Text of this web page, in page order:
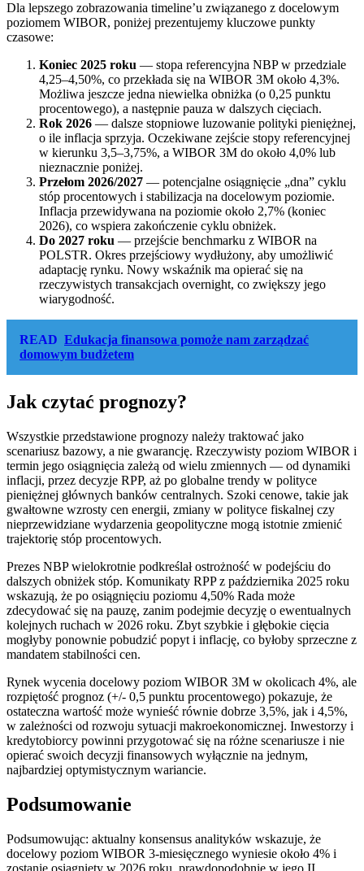
Dla lepszego zobrazowania timeline’u związanego z docelowym
poziomem WIBOR, poniżej prezentujemy kluczowe punkty
czasowe:
Koniec 2025 roku — stopa referencyjna NBP w przedziale
4,25–4,50%, co przekłada się na WIBOR 3M około 4,3%.
Możliwa jeszcze jedna niewielka obniżka (o 0,25 punktu
procentowego), a następnie pauza w dalszych cięciach.
Rok 2026 — dalsze stopniowe luzowanie polityki pieniężnej,
o ile inflacja sprzyja. Oczekiwane zejście stopy referencyjnej
w kierunku 3,5–3,75%, a WIBOR 3M do około 4,0% lub
nieznacznie poniżej.
Przełom 2026/2027 — potencjalne osiągnięcie „dna” cyklu
stóp procentowych i stabilizacja na docelowym poziomie.
Inflacja przewidywana na poziomie około 2,7% (koniec
2026), co wspiera zakończenie cyklu obniżek.
Do 2027 roku — przejście benchmarku z WIBOR na
POLSTR. Okres przejściowy wydłużony, aby umożliwić
adaptację rynku. Nowy wskaźnik ma opierać się na
rzeczywistych transakcjach overnight, co zwiększy jego
wiarygodność.
READ Edukacja finansowa pomoże nam zarządzać
domowym budżetem
Jak czytać prognozy?
Wszystkie przedstawione prognozy należy traktować jako
scenariusz bazowy, a nie gwarancję. Rzeczywisty poziom WIBOR i
termin jego osiągnięcia zależą od wielu zmiennych — od dynamiki
inflacji, przez decyzje RPP, aż po globalne trendy w polityce
pieniężnej głównych banków centralnych. Szoki cenowe, takie jak
gwałtowne wzrosty cen energii, zmiany w polityce fiskalnej czy
nieprzewidziane wydarzenia geopolityczne mogą istotnie zmienić
trajektorię stóp procentowych.
Prezes NBP wielokrotnie podkreślał ostrożność w podejściu do
dalszych obniżek stóp. Komunikaty RPP z października 2025 roku
wskazują, że po osiągnięciu poziomu 4,50% Rada może
zdecydować się na pauzę, zanim podejmie decyzję o ewentualnych
kolejnych ruchach w 2026 roku. Zbyt szybkie i głębokie cięcia
mogłyby ponownie pobudzić popyt i inflację, co byłoby sprzeczne z
mandatem stabilności cen.
Rynek wycenia docelowy poziom WIBOR 3M w okolicach 4%, ale
rozpiętość prognoz (+/- 0,5 punktu procentowego) pokazuje, że
ostateczna wartość może wynieść równie dobrze 3,5%, jak i 4,5%,
w zależności od rozwoju sytuacji makroekonomicznej. Inwestorzy i
kredytobiorcy powinni przygotować się na różne scenariusze i nie
opierać swoich decyzji finansowych wyłącznie na jednym,
najbardziej optymistycznym wariancie.
Podsumowanie
Podsumowując: aktualny konsensus analityków wskazuje, że
docelowy poziom WIBOR 3-miesięcznego wyniesie około 4% i
zostanie osiągnięty w 2026 roku, prawdopodobnie w jego II